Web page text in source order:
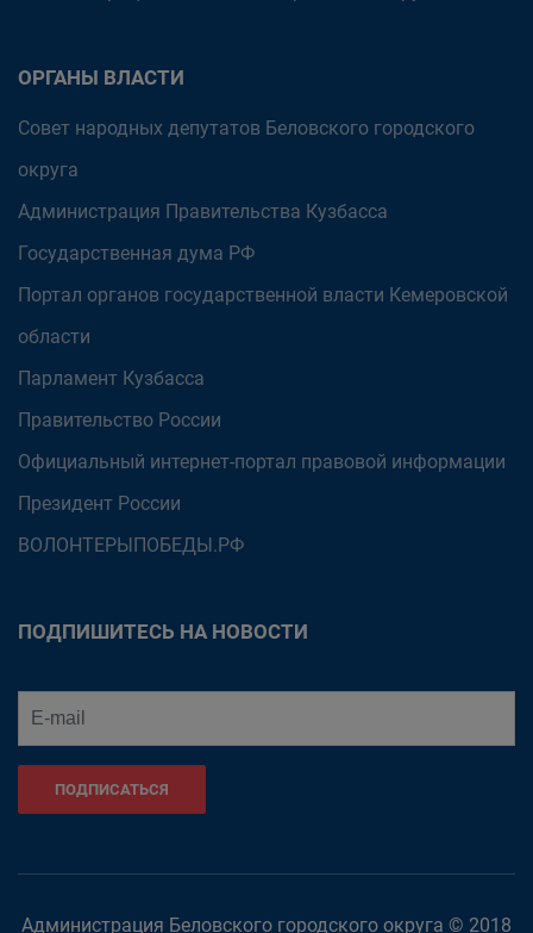
ОРГАНЫ ВЛАСТИ
Совет народных депутатов Беловского городского
округа
Администрация Правительства Кузбасса
Государственная дума РФ
Портал органов государственной власти Кемеровской
области
Парламент Кузбасса
Правительство России
Официальный интернет-портал правовой информации
Президент России
ВОЛОНТЕРЫПОБЕДЫ.РФ
ПОДПИШИТЕСЬ НА НОВОСТИ
ПОДПИСАТЬСЯ
Администрация Беловского городского округа © 2018